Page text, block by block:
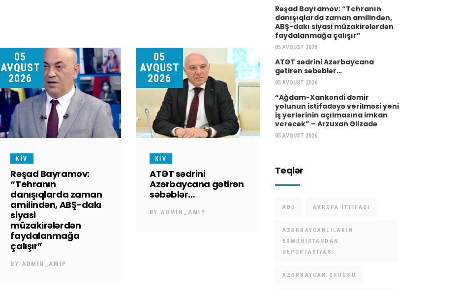
05
AVQUST
2026
KİV
Rəşad Bayramov:
“Tehranın
danışıqlarda zaman
amilindən, ABŞ-dakı
siyasi
müzakirələrdən
faydalanmağa
çalışır”
BY ADMIN_AMIP
05
AVQUST
2026
KİV
ATƏT sədrini
Azərbaycana gətirən
səbəblər…
BYADMIN_AMIP
Rəşad Bayramov: “Tehranın
danışıqlarda zaman amilindən,
ABŞ-dakı siyasi müzakirələrdən
faydalanmağa çalışır”
05 AVQUST 2026
ATƏT sədrini Azərbaycana
gətirən səbəblər…
05 AVQUST 2026
“Ağdam-Xankəndi dəmir
yolunun istifadəyə verilməsi yeni
iş yerlərinin açılmasına imkan
verəcək” – Arzuxan Əlizadə
05 AVQUST 2026
Teqlər
ABŞ AVROPA İTTIFAQI
AZƏRBAYCANLILARIN
ERMƏNISTANDAN
DEPORTASIYASI
AZƏRBAYCAN ORDUSU